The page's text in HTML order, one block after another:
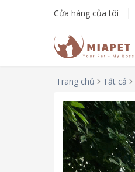
Cửa hàng của tôi
Trang chủ Tất cả